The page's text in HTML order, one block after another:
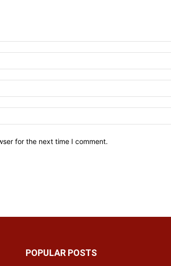
for the next time I comment.
POPULAR POSTS